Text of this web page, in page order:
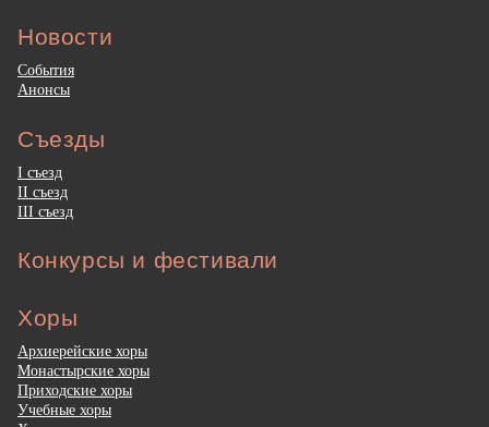
Новости
События
Анонсы
Съезды
I съезд
II съезд
III съезд
Конкурсы и фестивали
Хоры
Архиерейские хоры
Монастырские хоры
Приходские хоры
Учебные хоры